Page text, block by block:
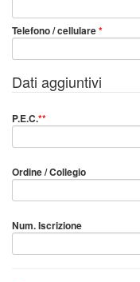
Telefono / cellulare*
Dati aggiuntivi
P.E.C.**
Ordine / Collegio
Num. Iscrizione